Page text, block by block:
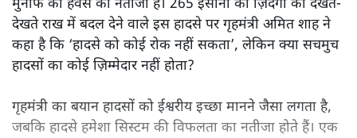
मुनाफे की हवस का नतीजा है। 265 इंसानों की ज़िंदगी को देखते-
देखते राख में बदल देने वाले इस हादसे पर गृहमंत्री अमित शाह ने
कहा है कि ‘हादसे को कोई रोक नहीं सकता’, लेकिन क्या सचमुच
हादसों का कोई ज़िम्मेदार नहीं होता?
गृहमंत्री का बयान हादसों को ईश्वरीय इच्छा मानने जैसा लगता है,
जबकि हादसे हमेशा सिस्टम की विफलता का नतीजा होते हैं। एक